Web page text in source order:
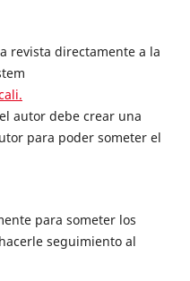
revista directamente a la
autor debe crear una
para poder someter el
para someter los
seguimiento al